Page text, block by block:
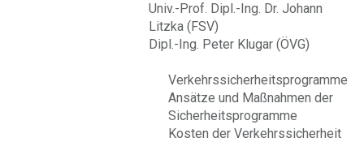
Univ.-Prof. Dipl.-Ing. Dr. Johann
Litzka (FSV)
Dipl.-Ing. Peter Klugar (ÖVG)
Verkehrssicherheitsprogramme
Ansätze und Maßnahmen der
Sicherheitsprogramme
Kosten der Verkehrssicherheit